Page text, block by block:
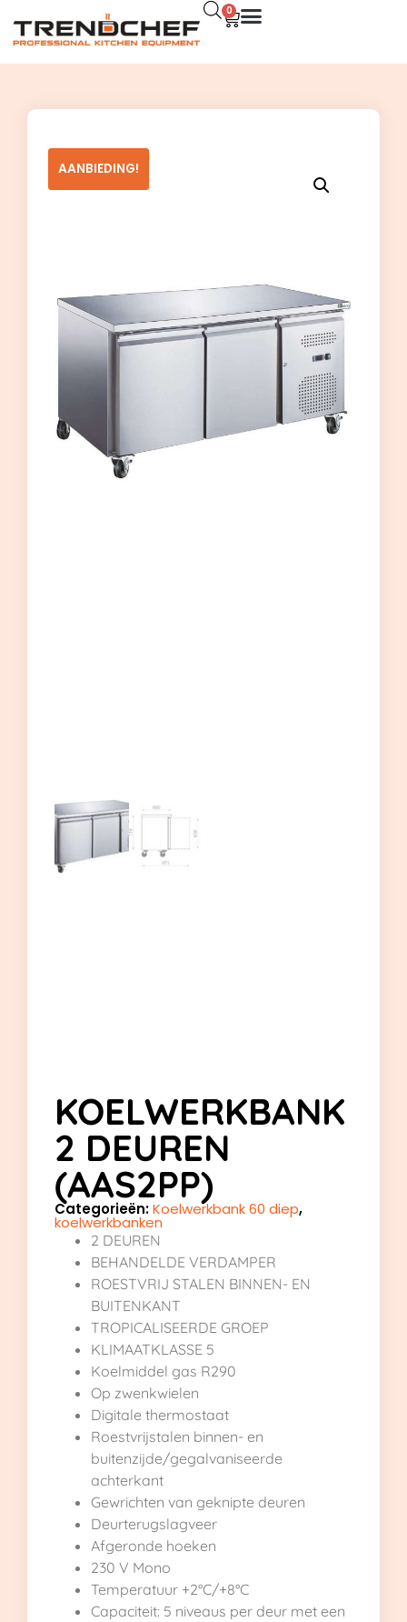
0
AANBIEDING!
KOELWERKBANK
2 DEUREN
(AAS2PP)
Categorieën:Koelwerkbank 60 diep,
koelwerkbanken
2 DEUREN
BEHANDELDE VERDAMPER
ROESTVRIJ STALEN BINNEN- EN
BUITENKANT
TROPICALISEERDE GROEP
KLIMAATKLASSE 5
Koelmiddel gas R290
Op zwenkwielen
Digitale thermostaat
Roestvrijstalen binnen- en
buitenzijde/gegalvaniseerde
achterkant
Gewrichten van geknipte deuren
Deurterugslagveer
Afgeronde hoeken
230 V Mono
Temperatuur +2°C/+8°C
Capaciteit: 5 niveaus per deur met een